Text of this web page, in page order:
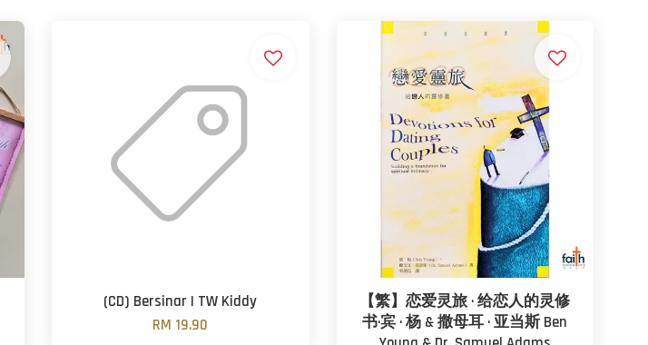
(CD) Bersinar | TW Kiddy
RM 19.90
【繁】恋爱灵旅 · 给恋人的灵修
书·宾 · 杨 & 撒母耳 · 亚当斯 Ben